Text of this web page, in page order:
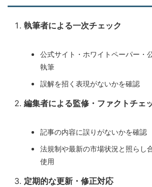
執筆者による一次チェック
公式サイト・ホワイトペーパー・
執筆
誤解を招く表現がないかを確認
編集者による監修・ファクトチェ
記事の内容に誤りがないかを確認
法規制や最新の市場状況と照らし
使用
定期的な更新・修正対応